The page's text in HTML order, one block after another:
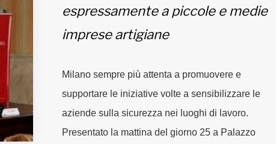
espressamente a piccole e medie
imprese artigiane
Milano sempre più attenta a promuovere e
supportare le iniziative volte a sensibilizzare le
aziende sulla sicurezza nei luoghi di lavoro.
Presentato la mattina del giorno 25 a Palazzo